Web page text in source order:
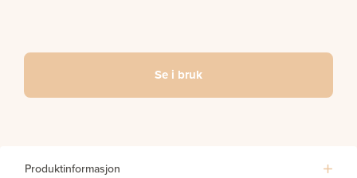
Se i bruk
Produktinformasjon